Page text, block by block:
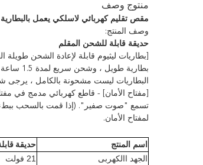
منتوج وصف
مقص تقليم كهربائي لاسلكي يعمل بالبطارية
وصف المنتج:
حديقة قابلة للشحن المقلم
البطاريات ليست مشحونة بالكامل ، يرجى
[مفتاح الأمان] - قاطع كهربائي مدمج في
تسمع "صوت صفير". (إذا قمت بالسحب ببطء ،
لمفتاح الأمان.
اسم المنتج
حديقة
الجهد االكهربى
21 فولت